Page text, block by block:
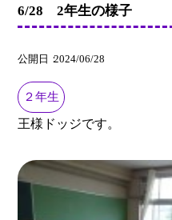
6/28 2年生の様子
公開日 2024/06/28
２年生
王様ドッジです。